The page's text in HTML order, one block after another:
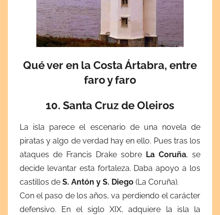
Qué ver en la Costa Ártabra, entre
faro y faro
10. Santa Cruz de Oleiros
La isla parece el escenario de una novela de
piratas y algo de verdad hay en ello. Pues tras los
ataques de Francis Drake sobre La Coruña, se
decide levantar esta fortaleza. Daba apoyo a los
castillos de S. Antón y S. Diego (La Coruña).
Con el paso de los años, va perdiendo el carácter
defensivo. En el siglo XIX, adquiere la isla la